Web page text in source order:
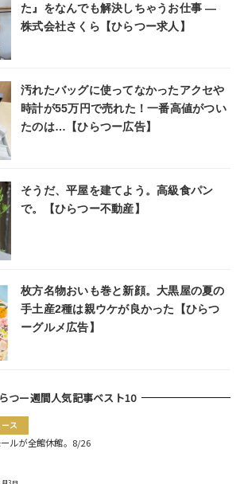
た』をなんでも解決しちゃうお仕事 ―
株式会社さくら【ひらつー求人】
汚れたバッグに使ってなかったアクセや
時計が55万円で売れた！一番高値がつい
たのは…【ひらつー広告】
そうだ、平屋を建てよう。高級食パン
で。【ひらつー不動産】
枚方名物おいも巻と新顔。大黒屋の夏の
手土産2種は親ウケが良かった【ひらつ
ーグルメ広告】
つー週間人気記事ベスト10
ス
ルが全館休館。8/26